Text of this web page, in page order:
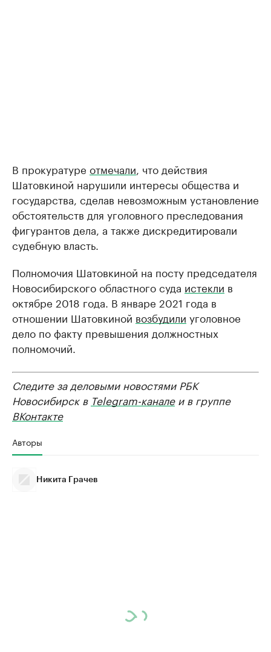
В прокуратуре отмечали , что действия
Шатовкиной нарушили интересы общества и
государства, сделав невозможным установление
обстоятельств для уголовного преследования
фигурантов дела, а также дискредитировали
судебную власть.
Полномочия Шатовкиной на посту председателя
Новосибирского областного суда истекли в
октябре 2018 года. В январе 2021 года в
отношении Шатовкиной возбудили уголовное
дело по факту превышения должностных
полномочий.
Следите за деловыми новостями РБК
Новосибирск в Telegram-каналеи в группе
ВКонтакте
Авторы
Никита Грачев